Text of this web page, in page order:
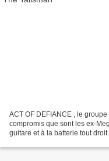
ACT OF DEFIANCE , le
compromis que sont les ex-
guitare et à la batterie tout